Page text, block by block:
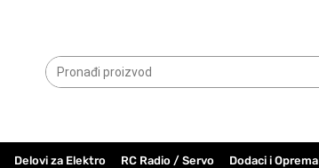
Delovi za Elektro RC Radio / Servo Dodaci i Oprema